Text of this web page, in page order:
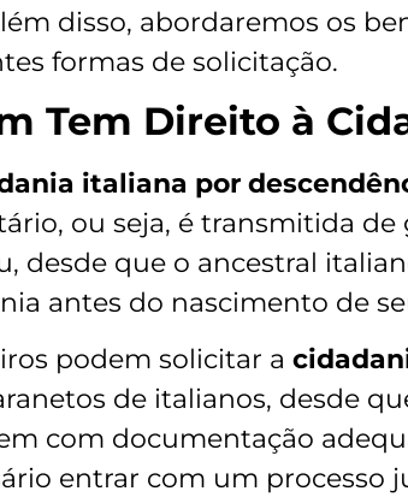
disso, abordaremos os
formas de solicitação.
Tem Direito à
italiana por
ou seja, é transmitida
desde que o ancestral
antes do nascimento de
podem solicitar a
de italianos, desde
com documentação
entrar com um processo